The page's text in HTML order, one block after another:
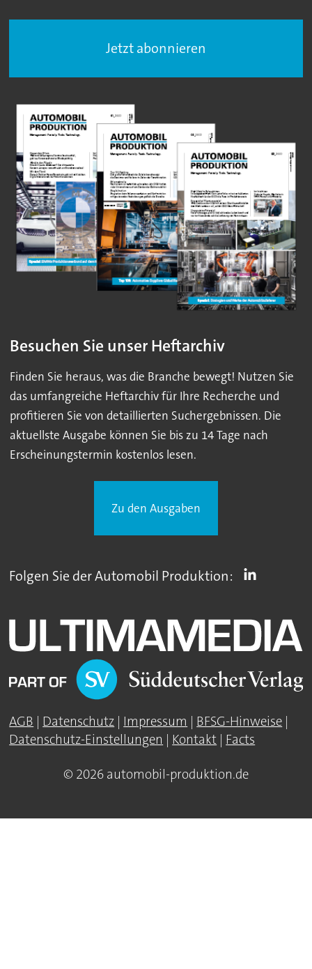
Jetzt abonnieren
Besuchen Sie unser Heftarchiv
Finden Sie heraus, was die Branche bewegt! Nutzen Sie
das umfangreiche Heftarchiv für Ihre Recherche und
profitieren Sie von detaillierten Suchergebnissen. Die
aktuellste Ausgabe können Sie bis zu 14 Tage nach
Erscheinungstermin kostenlos lesen.
Zu den Ausgaben
Folgen Sie der Automobil Produktion:
AGB | Datenschutz | Impressum | BFSG-Hinweise |
Datenschutz-Einstellungen | Kontakt | Facts
© 2026 automobil-produktion.de